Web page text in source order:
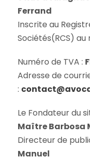
Ferrand
Inscrite au
Sociétés(RCS) au
Numéro de TVA :
Adresse de
:
Le Fondateur du
MaîtreBarbosa
Directeur de
Manuel